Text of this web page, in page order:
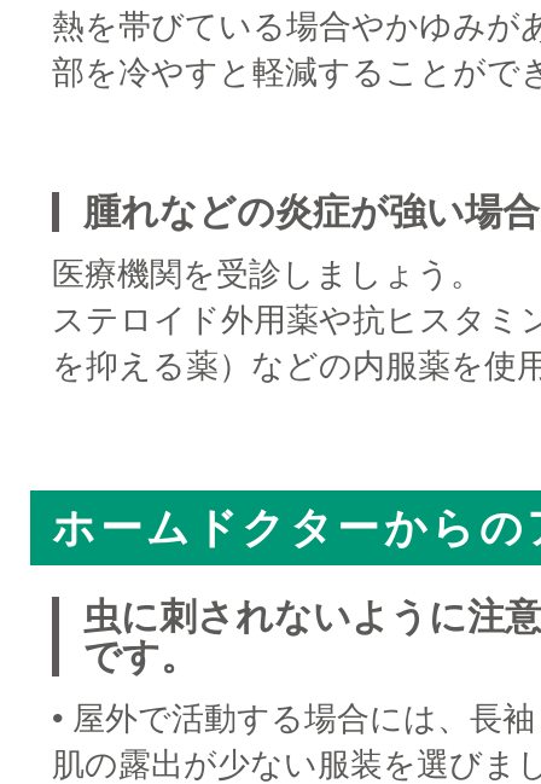
熱を帯びている場合やかゆみが
部を冷やすと軽減することがで
腫れなどの炎症が強い場合
医療機関を受診しましょう。
ステロイド外用薬や抗ヒスタミ
を抑える薬）などの内服薬を使
ホームドクターから
虫に刺されないように注
です。
• 屋外で活動する場合には、長
肌の露出が少ない服装を選びま